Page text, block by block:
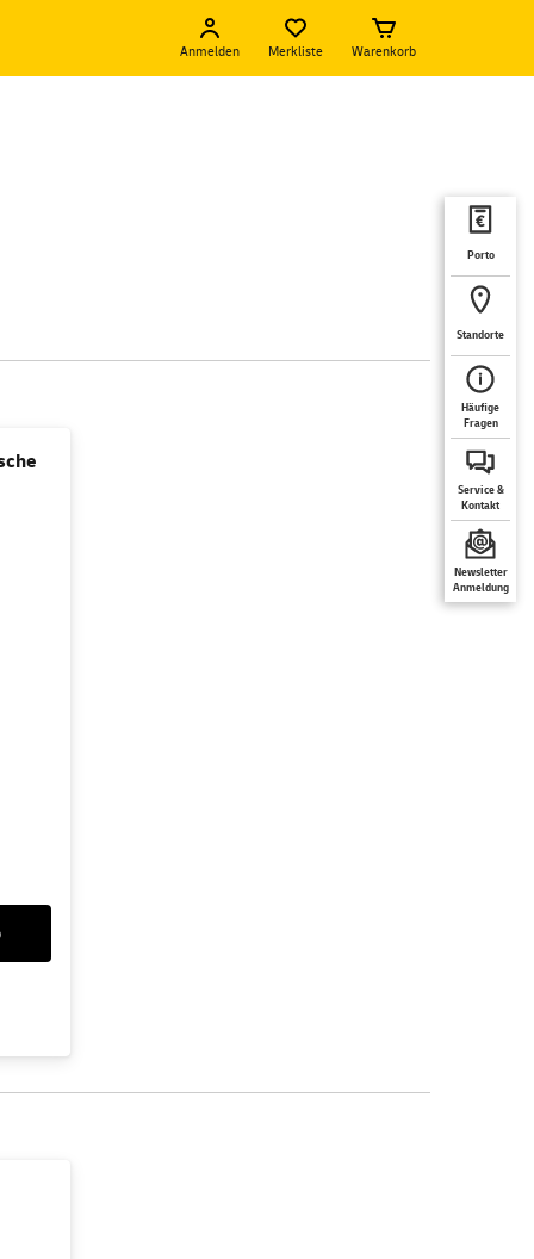
Anmelden Merkliste Warenkorb
Porto
Standorte
Häufige
Fragen
Service &
Kontakt
Newsletter
Anmeldung